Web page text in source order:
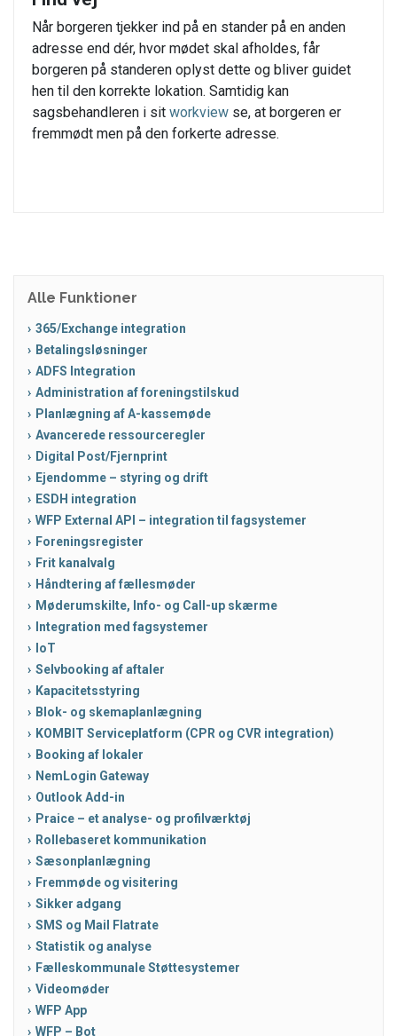
Når borgeren tjekker ind på en stander på en anden
adresse end dér, hvor mødet skal afholdes, får
borgeren på standeren oplyst dette og bliver guidet
hen til den korrekte lokation. Samtidig kan
sagsbehandleren i sit workview se, at borgeren er
fremmødt men på den forkerte adresse.
Alle Funktioner
365/Exchange integration
Betalingsløsninger
ADFS Integration
Administration af foreningstilskud
Planlægning af A-kassemøde
Avancerede ressourceregler
Digital Post/Fjernprint
Ejendomme – styring og drift
ESDH integration
WFP External API – integration til fagsystemer
Foreningsregister
Frit kanalvalg
Håndtering af fællesmøder
Møderumskilte, Info- og Call-up skærme
Integration med fagsystemer
IoT
Selvbooking af aftaler
Kapacitetsstyring
Blok- og skemaplanlægning
KOMBIT Serviceplatform (CPR og CVR integration)
Booking af lokaler
NemLogin Gateway
Outlook Add-in
Praice – et analyse- og profilværktøj
Rollebaseret kommunikation
Sæsonplanlægning
Fremmøde og visitering
Sikker adgang
SMS og Mail Flatrate
Statistik og analyse
Fælleskommunale Støttesystemer
Videomøder
WFP App
WFP – Bot